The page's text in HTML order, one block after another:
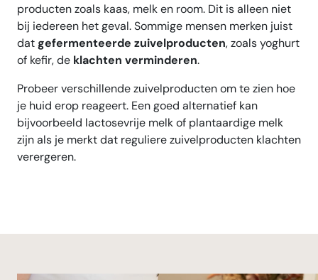
producten zoals kaas, melk en room. Dit is alleen niet
bij iedereen het geval. Sommige mensen merken juist
datgefermenteerde zuivelproducten, zoals yoghurt
of kefir, de klachten verminderen.
Probeer verschillende zuivelproducten om te zien hoe
je huid erop reageert. Een goed alternatief kan
bijvoorbeeld lactosevrije melk of plantaardige melk
zijn als je merkt dat reguliere zuivelproducten klachten
verergeren.